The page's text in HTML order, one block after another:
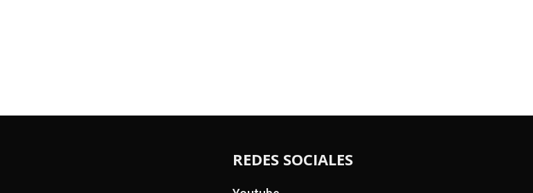
REDES SOCIALES